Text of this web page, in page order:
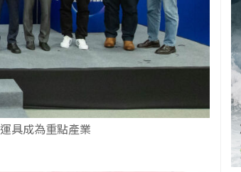
具成為重點產業